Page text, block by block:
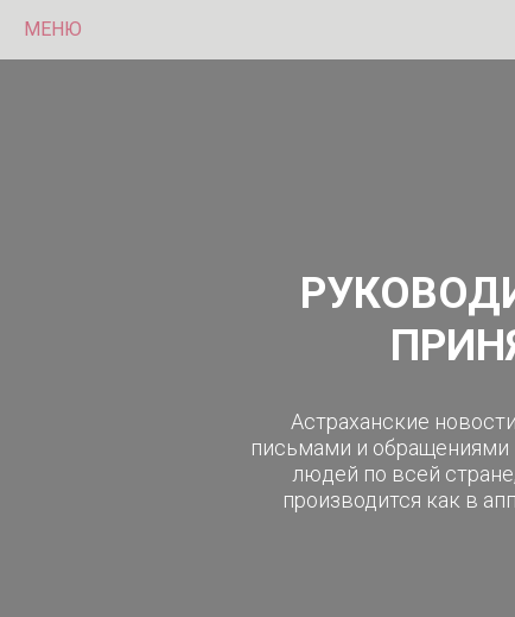
МЕНЮ
Астраханские
письмами и обращениями
людей по всей
производится как в